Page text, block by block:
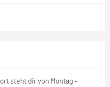
steht dir von Montag -